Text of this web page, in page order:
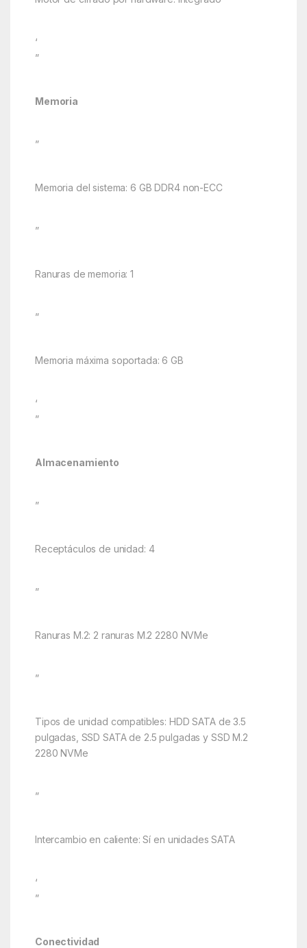
‘
”
Memoria
”
Memoria del sistema: 6 GB DDR4 non-ECC
”
Ranuras de memoria: 1
”
Memoria máxima soportada: 6 GB
‘
”
Almacenamiento
”
Receptáculos de unidad: 4
”
Ranuras M.2: 2 ranuras M.2 2280 NVMe
”
Tipos de unidad compatibles: HDD SATA de 3.5
pulgadas, SSD SATA de 2.5 pulgadas y SSD M.2
2280 NVMe
”
Intercambio en caliente: Sí en unidades SATA
‘
”
Conectividad